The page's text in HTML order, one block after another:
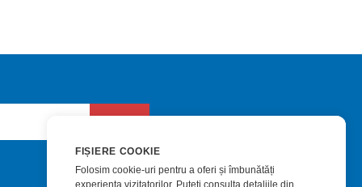
FIȘIERE COOKIE
Folosim cookie-uri pentru a oferi și îmbunătăți
experiența vizitatorilor. Puteți consulta detaliile din